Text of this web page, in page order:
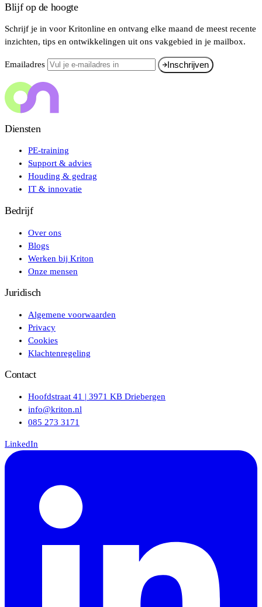
Blijf op de hoogte
Schrijf je in voor Kritonline en ontvang elke maand de meest recente
inzichten, tips en ontwikkelingen uit ons vakgebied in je mailbox.
Emailadres Inschrijven
Diensten
PE-training
Support & advies
Houding & gedrag
IT & innovatie
Bedrijf
Over ons
Blogs
Werken bij Kriton
Onze mensen
Juridisch
Algemene voorwaarden
Privacy
Cookies
Klachtenregeling
Contact
Hoofdstraat 41 | 3971 KB Driebergen
info@kriton.nl
085 273 3171
LinkedIn